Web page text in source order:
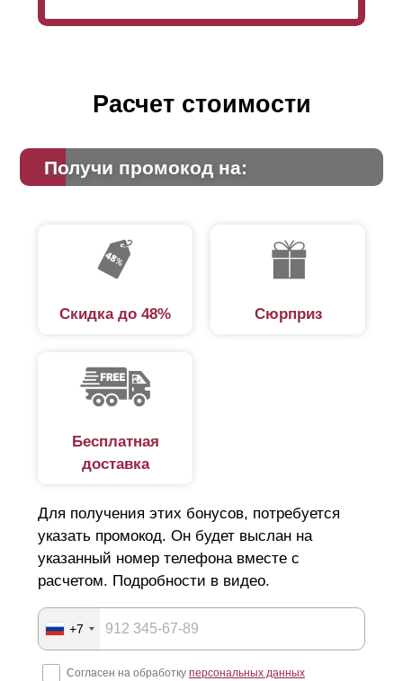
секциями будут выглядеть более объемными,
Расчет стоимости
Получи промокод на:
Скидка до 48% Сюрприз
Бесплатная
доставка
Для получения этих бонусов, потребуется
указать промокод. Он будет выслан на
указанный номер телефона вместе с
расчетом. Подробности в видео.
+7
Согласен на обработку персональных данных